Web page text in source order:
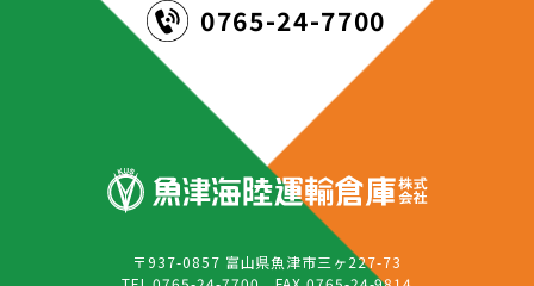
0765-24-7700
〒937-0857 富山県魚津市三ヶ227-73